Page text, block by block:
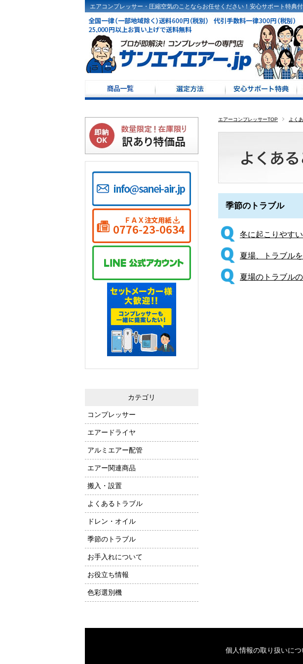
エアコンプレッサー・圧縮空気のことならお任せください！安心サポート特典
エアーコンプレッサーTOP よく
季節のトラブル
冬に起こりやす
夏場、トラブル
夏場のトラブル
カテゴリ
コンプレッサー
エアードライヤ
アルミエアー配管
エアー関連商品
搬入・設置
よくあるトラブル
ドレン・オイル
季節のトラブル
お手入れについて
お役立ち情報
色彩選別機
個人情報の取り扱いにつ